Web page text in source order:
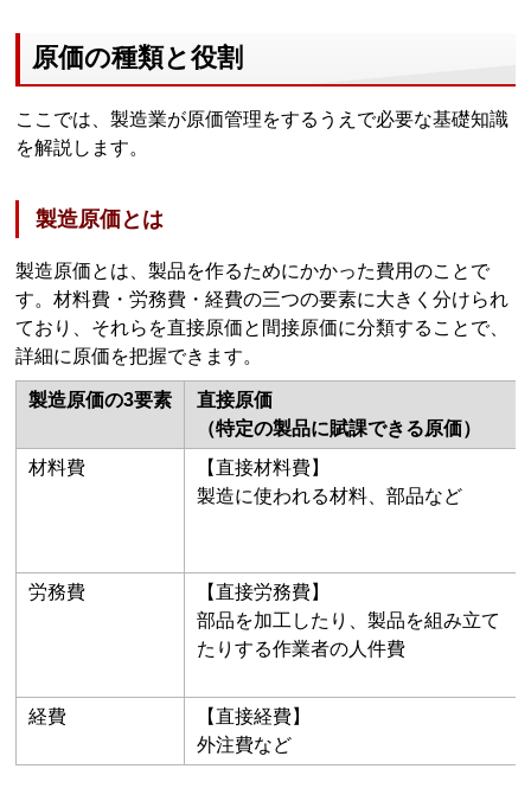
原価の種類と役割
ここでは、製造業が原価管理をするうえで必要な基礎知識
を解説します。
製造原価とは
製造原価とは、製品を作るためにかかった費用のことで
す。材料費・労務費・経費の三つの要素に大きく分けられ
ており、それらを直接原価と間接原価に分類することで、
詳細に原価を把握できます。
製造原価の3要素
直接原価
（特定の製品に賦課できる原価）
材料費
【直接材料費】
製造に使われる材料、部品など
労務費
【直接労務費】
部品を加工したり、製品を組み立て
たりする作業者の人件費
経費
【直接経費】
外注費など